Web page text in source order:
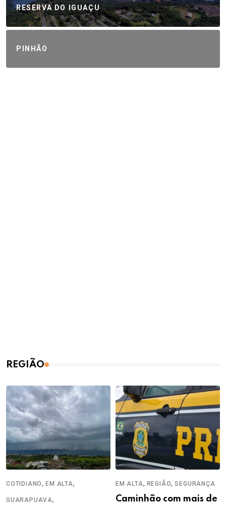
RESERVA DO IGUAÇU
PINHÃO
REGIÃO
COTIDIANO,EM ALTA,
GUARAPUAVA,
EM ALTA, REGIÃO,SEGURANÇA
Caminhão com mais de